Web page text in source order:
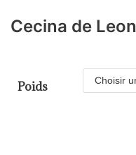
Cecina de Leon
Poids